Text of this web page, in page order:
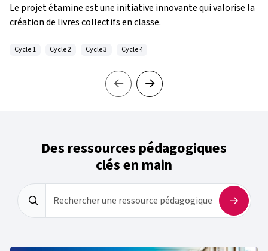
Le projet étamine est une initiative innovante qui valorise la
création de livres collectifs en classe.
Cycle 1 Cycle 2 Cycle 3 Cycle 4
Des ressources pédagogiques
clés en main
Rechercher une ressource pédagogique